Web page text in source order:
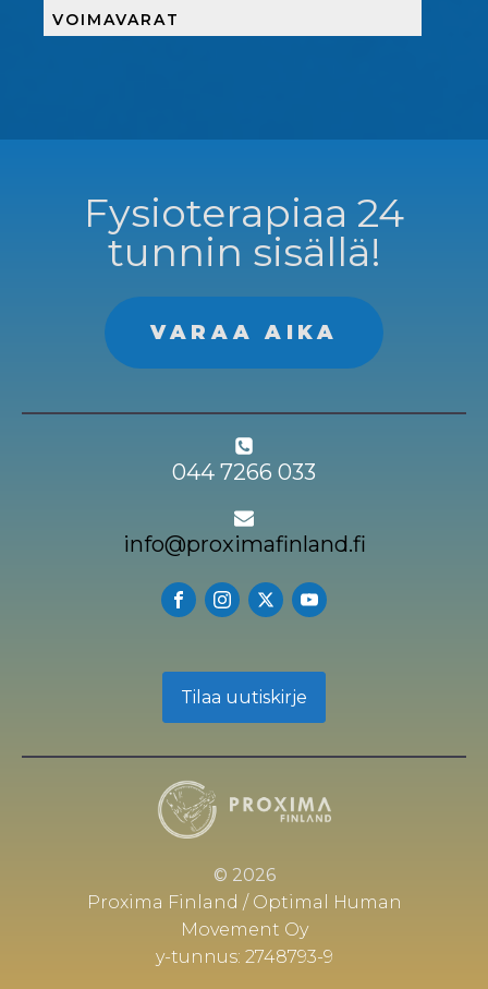
VOIMAVARAT
Fysioterapiaa 24
tunnin sisällä!
VARAA AIKA
044 7266 033
info@proximafinland.fi
Tilaa uutiskirje
© 2026
Proxima Finland / Optimal Human
Movement Oy
y-tunnus: 2748793-9